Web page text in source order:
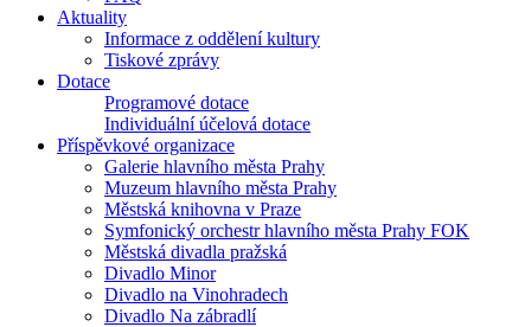
Aktuality
Informace z oddělení kultury
Tiskové zprávy
Dotace
Programové dotace
Individuální účelová dotace
Příspěvkové organizace
Galerie hlavního města Prahy
Muzeum hlavního města Prahy
Městská knihovna v Praze
Symfonický orchestr hlavního města Prahy FOK
Městská divadla pražská
Divadlo Minor
Divadlo na Vinohradech
Divadlo Na zábradlí